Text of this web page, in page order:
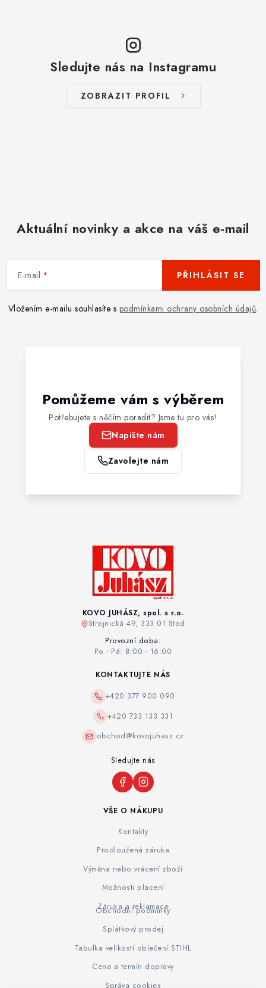
Sledujte nás na Instagramu
ZOBRAZIT PROFIL
Aktuální novinky a akce na váš e-mail
E-mail
Vložením e-mailu souhlasíte s podmínkami ochrany osobních údajů.
PŘIHLÁSIT SE
Pomůžeme vám s výběrem
Potřebujete s něčím poradit? Jsme tu pro vás!
Napište nám
Zavolejte nám
KOVO JUHÁSZ, spol. s r.o.
Strojnická 49, 333 01 Stod
Provozní doba:
Po - Pá: 8:00 - 16:00
VŠE O NÁKUPU
Kontakty
Prodloužená záruka
Výměna nebo vrácení zboží
Možnosti placení
Záruka a reklamace
Obchodní podmínky
Splátkový prodej
Tabulka velikostí oblečení STIHL
Cena a termín dopravy
Správa cookies
KONTAKTUJTE NÁS
+420 377 900 090
+420 733 133 331
obchod@kovojuhasz.cz
Sledujte nás